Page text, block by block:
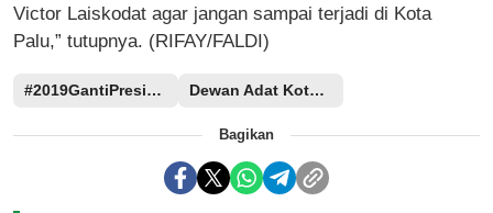
Victor Laiskodat agar jangan sampai terjadi di Kota
Palu,” tutupnya. (RIFAY/FALDI)
#2019GantiPresiden Dewan Adat Kota Palu
Bagikan